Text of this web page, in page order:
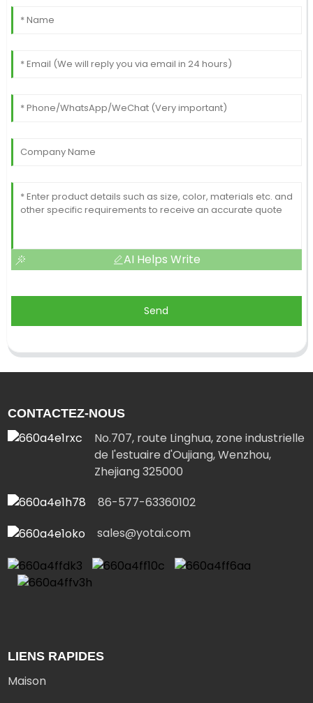
AI Helps Write
Send
CONTACTEZ-NOUS
No.707, route Linghua, zone industrielle
de l'estuaire d'Oujiang, Wenzhou,
Zhejiang 325000
86-577-63360102
sales@yotai.com
LIENS RAPIDES
Maison